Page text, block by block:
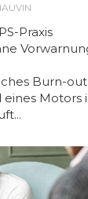
Praxis
Burn-
Motors